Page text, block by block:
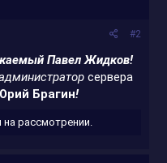
#2
Павел Жидков!
сервера
Брагин!
рассмотрении.​